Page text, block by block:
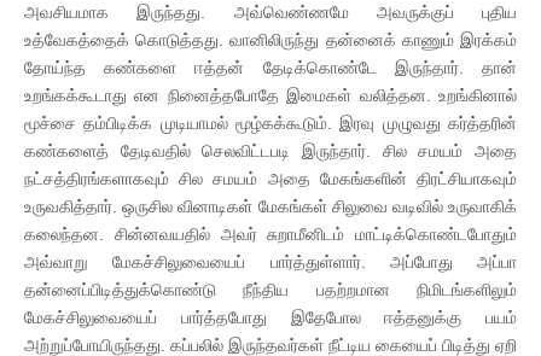
அவசியமாக இருந்தது. அவ்வெண்ணமே அவருக்குப் புதிய
உத்வேகத்தைக் கொடுத்தது. வானிலிருந்து தன்னைக் காணும் இரக்கம்
தோய்ந்த கண்களை ஈத்தன் தேடிக்கொண்டே இருந்தார். தான்
உறங்கக்கூடாது என நினைத்தபோதே இமைகள் வலித்தன. உறங்கினால்
மூச்சை தம்பிடிக்க முடியாமல் மூழ்கக்கூடும். இரவு முழுவது கர்த்தரின்
கண்களைத் தேடிவதில் செலவிட்டபடி இருந்தார். சில சமயம் அதை
நட்சத்திரங்களாகவும் சில சமயம் அதை மேகங்களின் திரட்சியாகவும்
உருவகித்தார். ஒருசில வினாடிகள் மேகங்கள் சிலுவை வடிவில் உருவாகிக்
கலைந்தன. சின்னவயதில் அவர் சுறாமீனிடம் மாட்டிக்கொண்டபோதும்
அவ்வாறு மேகச்சிலுவையைப் பார்த்துள்ளார். அப்போது அப்பா
தன்னைப்பிடித்துக்கொண்டு நீந்திய பதற்றமான நிமிடங்களிலும்
மேகச்சிலுவையைப் பார்த்தபோது இதேபோல ஈத்தனுக்கு பயம்
அற்றுப்போயிருந்தது. கப்பலில் இருந்தவர்கள் நீட்டிய கையைப் பிடித்து ஏறி